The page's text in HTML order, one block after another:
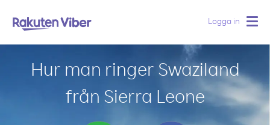
Logga in
Hur man ringer Swaziland
från Sierra Leone